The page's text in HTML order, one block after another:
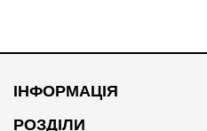
250 грн Купити
Патрубок системи
ІНФОРМАЦІЯ
РОЗДІЛИ